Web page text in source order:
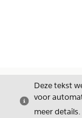
Sluiten
Deze tekst
voor
meer details.